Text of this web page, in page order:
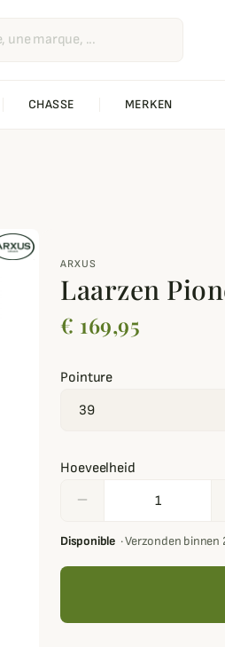
CHASSE MERKEN
ARXUS
Laarzen
€ 169,95
Pointure
Hoeveelheid
remove
Disponible ·Verzonden binnen